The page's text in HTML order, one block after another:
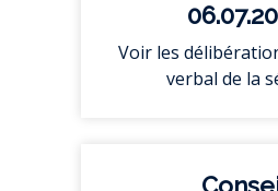
Voir les
verbal de la